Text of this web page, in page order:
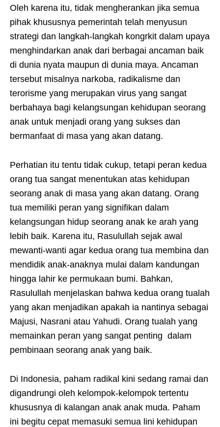
Oleh karena itu, tidak mengherankan jika semua
pihak khususnya pemerintah telah menyusun
strategi dan langkah-langkah kongrkit dalam upaya
menghindarkan anak dari berbagai ancaman baik
di dunia nyata maupun di dunia maya. Ancaman
tersebut misalnya narkoba, radikalisme dan
terorisme yang merupakan virus yang sangat
berbahaya bagi kelangsungan kehidupan seorang
anak untuk menjadi orang yang sukses dan
bermanfaat di masa yang akan datang.
Perhatian itu tentu tidak cukup, tetapi peran kedua
orang tua sangat menentukan atas kehidupan
seorang anak di masa yang akan datang. Orang
tua memiliki peran yang signifikan dalam
kelangsungan hidup seorang anak ke arah yang
lebih baik. Karena itu, Rasulullah sejak awal
mewanti-wanti agar kedua orang tua membina dan
mendidik anak-anaknya mulai dalam kandungan
hingga lahir ke permukaan bumi. Bahkan,
Rasulullah menjelaskan bahwa kedua orang tualah
yang akan menjadikan apakah ia nantinya sebagai
Majusi, Nasrani atau Yahudi. Orang tualah yang
memainkan peran yang sangat penting dalam
pembinaan seorang anak yang baik.
Di Indonesia, paham radikal kini sedang ramai dan
digandrungi oleh kelompok-kelompok tertentu
khususnya di kalangan anak anak muda. Paham
ini begitu cepat memasuki semua lini kehidupan